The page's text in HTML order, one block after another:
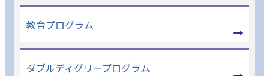
教育プログラム
ダブルディグリープログラム